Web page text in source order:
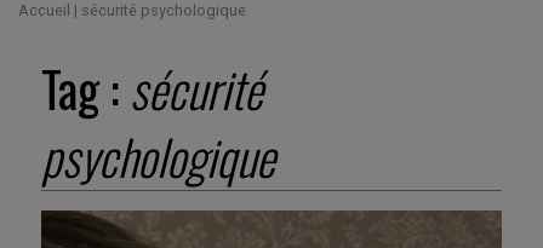
Accueil | sécurité psychologique
Tag :sécurité
psychologique